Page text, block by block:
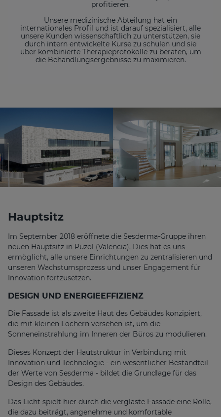
profitieren.
Unsere medizinische Abteilung hat ein
internationales Profil und ist darauf spezialisiert, alle
unsere Kunden wissenschaftlich zu unterstützen, sie
durch intern entwickelte Kurse zu schulen und sie
über kombinierte Therapieprotokolle zu beraten, um
die Behandlungsergebnisse zu maximieren.
Hauptsitz
Im September 2018 eröffnete die Sesderma-Gruppe ihren
neuen Hauptsitz in Puzol (Valencia). Dies hat es uns
ermöglicht, alle unsere Einrichtungen zu zentralisieren und
unseren Wachstumsprozess und unser Engagement für
Innovation fortzusetzen.
DESIGN UND ENERGIEEFFIZIENZ
Die Fassade ist als zweite Haut des Gebäudes konzipiert,
die mit kleinen Löchern versehen ist, um die
Sonneneinstrahlung im Inneren der Büros zu modulieren.
Dieses Konzept der Hautstruktur in Verbindung mit
Innovation und Technologie - ein wesentlicher Bestandteil
der Werte von Sesderma - bildet die Grundlage für das
Design des Gebäudes.
Das Licht spielt hier durch die verglaste Fassade eine Rolle,
die dazu beiträgt, angenehme und komfortable